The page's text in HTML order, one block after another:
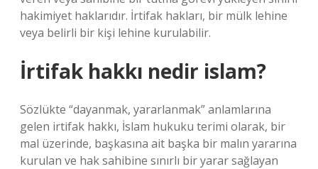
hakimiyet haklarıdır. İrtifak hakları, bir mülk lehine
veya belirli bir kişi lehine kurulabilir.
İrtifak hakkı nedir islam?
Sözlükte “dayanmak, yararlanmak” anlamlarına
gelen irtifak hakkı, İslam hukuku terimi olarak, bir
mal üzerinde, başkasına ait başka bir malın yararına
kurulan ve hak sahibine sınırlı bir yarar sağlayan